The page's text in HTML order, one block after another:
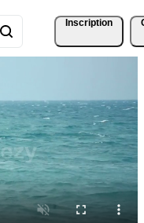
Inscription